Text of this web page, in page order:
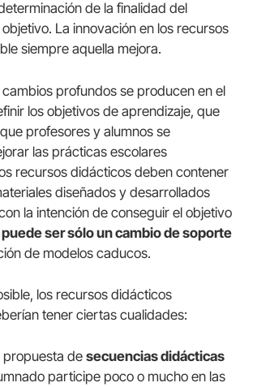
de la finalidad del
La innovación en los recursos
siempre aquella mejora.
cambios profundos se producen en el
los objetivos de aprendizaje, que
profesores y alumnos se
las prácticas escolares
recursos didácticos deben contener
diseñados y desarrollados
la intención de conseguir el objetivo
puede ser sólo un cambio de soporte
de modelos caducos.
los recursos didácticos
tener ciertas cualidades:
propuesta desecuencias didácticas
participe poco o mucho en las